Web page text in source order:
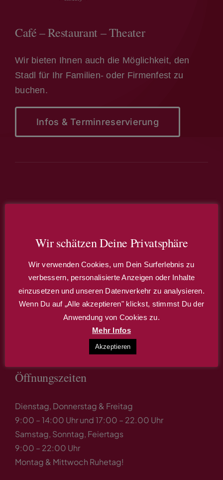
Café – Restaurant – Theater
Wir bieten Ihnen auch die Möglichkeit, den
Stadl für Ihr Familien- oder Firmenfest zu
buchen.
Infos & Terminreservierung
E-F-H Stadl GbR
Untere Hauptstr. 13
86441 Zusmarshausen / OT Wörleschwang
Tel: 08291 / 8 59 12 12
Mail: kultur-stadl@gmx.de
Öffnungszeiten
Dienstag, Donnerstag & Freitag
9:00 – 14:00 Uhr und 17:00 – 22.00 Uhr
Samstag, Sonntag, Feiertags
9:00 – 22:00 Uhr
Montag & Mittwoch Ruhetag!
Wir schätzen Deine Privatsphäre
Wir verwenden Cookies, um Dein Surferlebnis zu
verbessern, personalisierte Anzeigen oder Inhalte
einzusetzen und unseren Datenverkehr zu analysieren.
Wenn Du auf „Alle akzeptieren" klickst, stimmst Du der
Anwendung von Cookies zu.
Mehr Infos
Akzeptieren